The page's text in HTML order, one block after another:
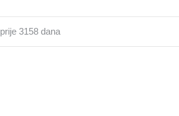
prije 3158 dana